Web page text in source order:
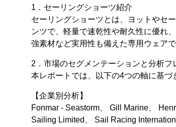
1．セーリングショーツ紹介
セーリングショーツとは、ヨットやセ
ンツで、軽量で速乾性や耐久性に優れ
強素材など実用性も備えた専用ウェアで
2．市場のセグメンテーションと分析フ
本レポートでは、以下の4つの軸に基づ
【企業別分析】
Fonmar - Seastorm、 Gill Marine、
Sailing Limited、 Sail Racing